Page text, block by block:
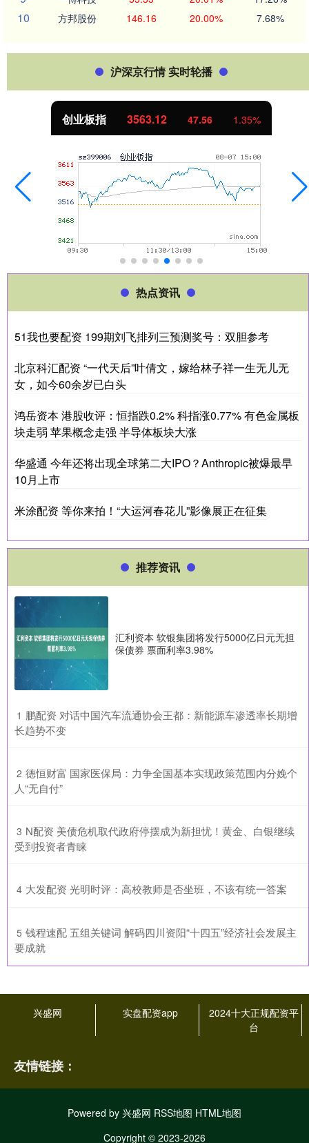
10 方邦股份 146.16 20.00% 7.68%
沪深京行情 实时轮播
创业板指 3563.12 47.56 1.35%
热点资讯
51我也要配资 199期刘飞排列三预测奖号：双胆参考
北京科汇配资 “一代天后”叶倩文，嫁给林子祥一生无儿无
女，如今60余岁已白头
鸿岳资本 港股收评：恒指跌0.2% 科指涨0.77% 有色金属板
块走弱 苹果概念走强 半导体板块大涨
华盛通 今年还将出现全球第二大IPO？Anthropic被爆最早
10月上市
米涂配资 等你来拍！“大运河春花儿”影像展正在征集
推荐资讯
汇利资本 软银集团将发行5000亿日元无担
保债券 票面利率3.98%
1 ​鹏配资 对话中国汽车流通协会王都：新能源车渗透率长期增
长趋势不变
2 ​德恒财富 国家医保局：力争全国基本实现政策范围内分娩个
人“无自付”
3 ​N配资 美债危机取代政府停摆成为新担忧！黄金、白银继续
受到投资者青睐
4 ​大发配资 光明时评：高校教师是否坐班，不该有统一答案
5 ​钱程速配 五组关键词 解码四川资阳“十四五”经济社会发展主
要成就
兴盛网 实盘配资app
2024十大正规配资平
台
友情链接：
Powered by 兴盛网 RSS地图 HTML地图
Copyright © 2023-2026